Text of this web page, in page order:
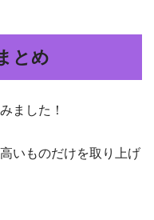
とめ
ました！
いものだけを取り上げ